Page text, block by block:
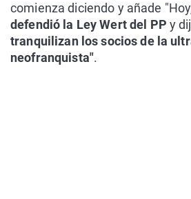
comienza diciendo y añade
defendió la Ley Wert del PP y
tranquilizan los socios de la
neofranquista".